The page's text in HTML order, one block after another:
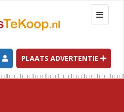
T
o
g
l
e
n
PLAATS ADVERTENTIE